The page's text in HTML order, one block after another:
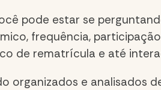
pode estar se
frequência,
de rematrícula e até
organizados e analisados